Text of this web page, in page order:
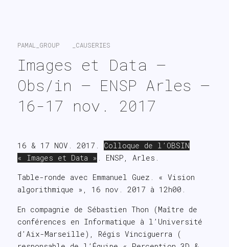
PAMAL_GROUP _CAUSERIES
Images et Data –
Obs/in – ENSP Arles –
16-17 nov. 2017
16 & 17 NOV. 2017. Colloque de l’OBSIN
« Images et Data » . ENSP, Arles.
Table-ronde avec Emmanuel Guez. « Vision
algorithmique », 16 nov. 2017 à 12h00.
En compagnie de Sébastien Thon (Maître de
conférences en Informatique à l’Université
d’Aix-Marseille), Régis Vinciguerra (